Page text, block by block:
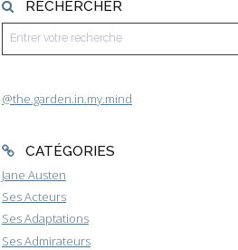
RECHERCHER
@the.garden.in.my.mind
CATÉGORIES
Jane Austen
Ses Acteurs
Ses Adaptations
Ses Admirateurs